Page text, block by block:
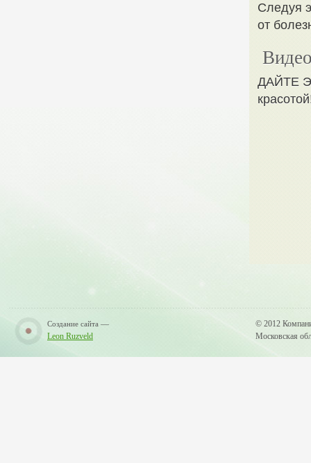
Следуя
от
ДАЙТЕ
Создание сайта —
Leon Ruzveld
© 2012
Московская